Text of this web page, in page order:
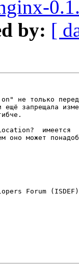
by: [
не только
ещё запрещала
имеется
оно может
Forum (ISDEF)